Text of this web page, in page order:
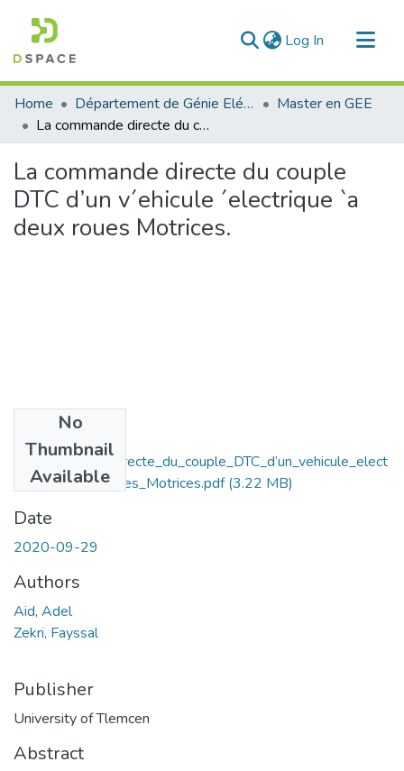
Log In (current)
Communities & Collections
All of DSpace
Home Département de Génie Eléctrique et Electronique
Master en GEE
La commande directe du couple DTC d’un v´ehicule ´electrique `a deux roues Motrices.
La commande directe du couple
DTC d’un v´ehicule ´electrique `a
deux roues Motrices.
No
Thumbnail
Available
La_commande_directe_du_couple_DTC_d’un_vehicule_elect
rique_a_deux_roues_Motrices.pdf(3.22 MB)
Date
2020-09-29
Authors
Aid, Adel
Zekri, Fayssal
Publisher
University of Tlemcen
Abstract